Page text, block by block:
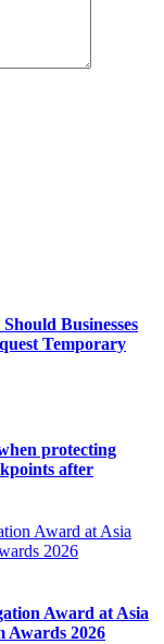
Businesses
Temporary
protecting
after
Award at Asia
Awards 2026